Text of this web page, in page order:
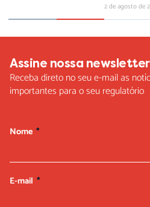
2 de agosto de
Assine nossa newsletter
Receba direto no seu e-mail as
importantes para o seu regulatório
Nome
E-mail